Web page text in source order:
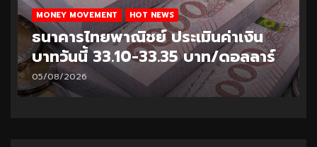
MONEY MOVEMENT HOT NEWS
ธนาคารไทยพาณิชย์ ประเมินค่าเงิน
บาทวันนี้ 33.10-33.35 บาท/ดอลลาร์
05/08/2026